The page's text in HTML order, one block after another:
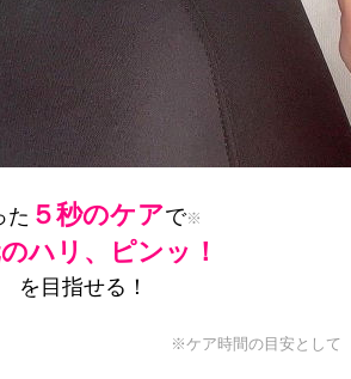
た ５秒のケアで※
ハリ、ピンッ！
を目指せる！
※ケア時間の目安として